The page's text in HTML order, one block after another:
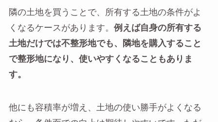
隣の土地を買うことで、所有する土地の条件がよ
くなるケースがあります。 例えば自身の所有する
土地だけでは不整形地でも、隣地を購入すること
で整形地になり、使いやすくなることもありま
す。
他にも容積率が増え、土地の使い勝手がよくなる